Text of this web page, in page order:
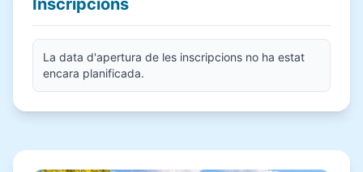
Inscripcions
La data d'apertura de les inscripcions no ha estat
encara planificada.